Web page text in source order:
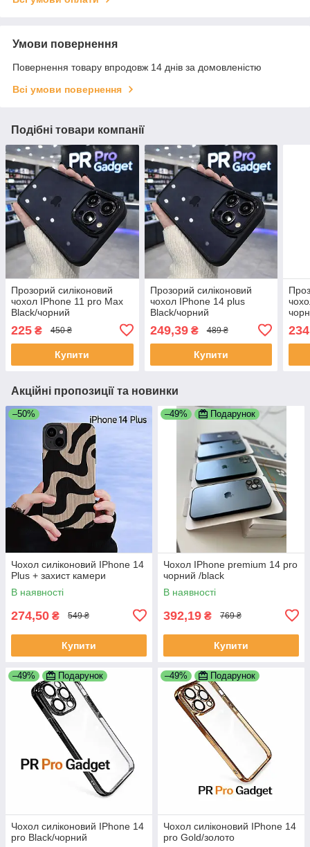
Умови повернення
Повернення товару впродовж 14 днів за домовленістю
Всі умови повернення
Подібні товари компанії
Прозорий силіконовий
чохол IPhone 11 pro Max
Black/чорний
225 ₴ 450 ₴
Купити
Прозорий силіконовий
чохол IPhone 14 plus
Black/чорний
249,39₴ 489 ₴
Купити
234
Акційні пропозиції та новинки
–50%
Чохол силіконовий IPhone 14
Plus + захист камери
В наявності
274,50 ₴ 549 ₴
Купити
–49% Подарунок
Чохол IPhone premium 14 pro
чорний /black
В наявності
392,19 ₴ 769 ₴
Купити
–49% Подарунок
Чохол силіконовий IPhone 14
pro Black/чорний
–49% Подарунок
Чохол силіконовий IPhone 14
pro Gold/золото